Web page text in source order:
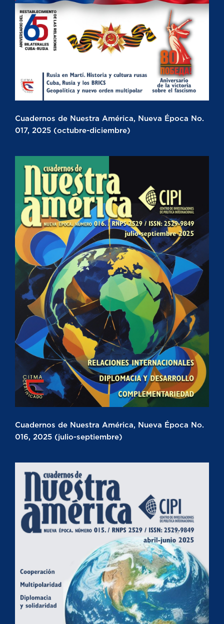
Cuadernos de Nuestra América, Nueva Época No.
017, 2025 (octubre-diciembre)
Cuadernos de Nuestra América, Nueva Época No.
016, 2025 (julio-septiembre)